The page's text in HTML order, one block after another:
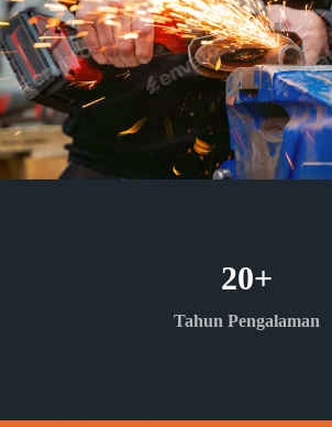
Tahun Pengalaman
20+